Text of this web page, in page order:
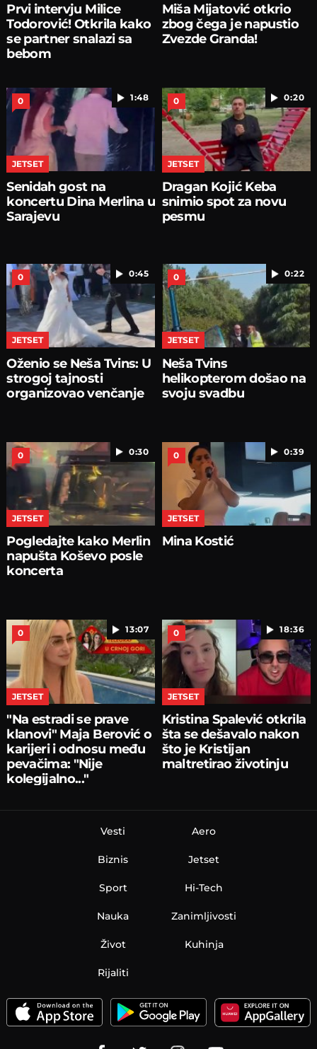
Prvi intervju Milice
Todorović! Otkrila kako
se partner snalazi sa
bebom
Miša Mijatović otkrio
zbog čega je napustio
Zvezde Granda!
1:48
0
JETSET
Senidah gost na
koncertu Dina Merlina u
Sarajevu
0:20
0
JETSET
Dragan Kojić Keba
snimio spot za novu
pesmu
0:45
0
JETSET
Oženio se Neša Tvins: U
strogoj tajnosti
organizovao venčanje
0:22
0
JETSET
Neša Tvins
helikopterom došao na
svoju svadbu
0:30
0
JETSET
Pogledajte kako Merlin
napušta Koševo posle
koncerta
0:39
0
JETSET
Mina Kostić
13:07
0
JETSET
"Na estradi se prave
klanovi" Maja Berović o
karijeri i odnosu među
pevačima: "Nije
kolegijalno..."
18:36
0
JETSET
Kristina Spalević otkrila
šta se dešavalo nakon
što je Kristijan
maltretirao životinju
Vesti
Biznis
Sport
Nauka
Aero
Jetset
Hi-Tech
Zanimljivosti
Život Kuhinja
Rijaliti